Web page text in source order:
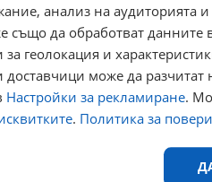
анализ на аудиторията
също да обработват данните
геолокация и
може да разчитат
Настройки за рекламиране.
. Политика за